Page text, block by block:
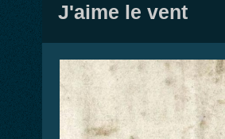
J'aime le vent